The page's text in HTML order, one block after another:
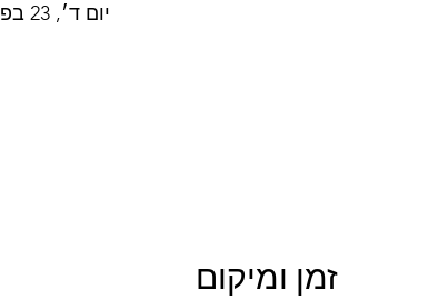
יום ד׳, 23 בפבר׳
זמן ומיקום